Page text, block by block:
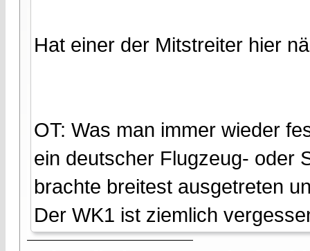
Hat einer der Mitstreiter hier
OT: Was man immer wieder
ein deutscher Flugzeug- oder
brachte breitest ausgetreten
Der WK1 ist ziemlich